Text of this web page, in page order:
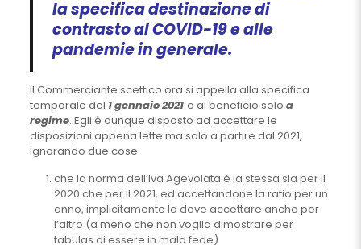
la specifica destinazione di
contrasto al COVID-19 e alle
pandemie in generale.
Il Commerciante scettico ora si appella alla specifica
temporale del 1 gennaio 2021 e al beneficio solo a
regime. Egli è dunque disposto ad accettare le
disposizioni appena lette ma solo a partire dal 2021,
ignorando due cose:
che la norma dell’Iva Agevolata è la stessa sia per il
2020 che per il 2021, ed accettandone la ratio per un
anno, implicitamente la deve accettare anche per
l’altro (a meno che non voglia dimostrare per
tabulas di essere in mala fede)